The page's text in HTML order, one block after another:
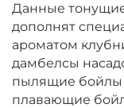
Вкус:
Данные
дополнят
ароматом
дамбелсы
пылящие бойлы
плавающие